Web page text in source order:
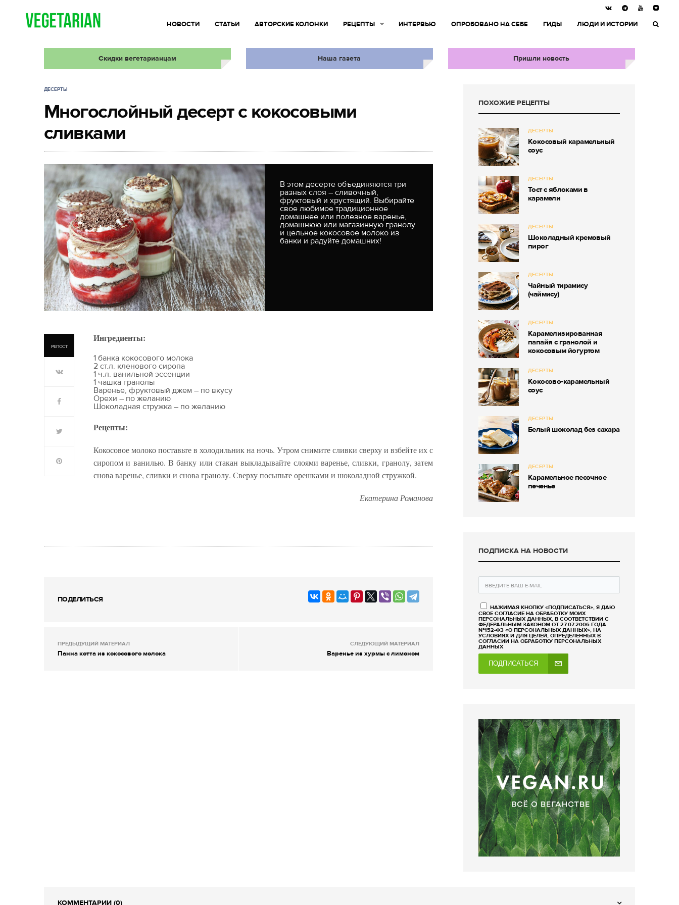
НОВОСТИ СТАТЬИ АВТОРСКИЕ КОЛОНКИ РЕЦЕПТЫ ИНТЕРВЬЮ ОПРОБОВАНО НА СЕБЕ ГИДЫ ЛЮДИ И ИСТОРИИ
Скидки вегетарианцам Наша газета Пришли новость
ДЕСЕРТЫ
Многослойный десерт с кокосовыми
сливками
В этом десерте объединяются три
разных слоя – сливочный,
фруктовый и хрустящий. Выбирайте
свое любимое традиционное
домашнее или полезное варенье,
домашнюю или магазинную гранолу
и цельное кокосовое молоко из
банки и радуйте домашних!
РЕПОСТ
Ингредиенты:
1 банка кокосового молока
2 ст.л. кленового сиропа
1 ч.л. ванильной эссенции
1 чашка гранолы
Варенье, фруктовый джем – по вкусу
Орехи – по желанию
Шоколадная стружка – по желанию
Рецепты:
Кокосовое молоко поставьте в холодильник на ночь. Утром снимите сливки сверху и взбейте их с
сиропом и ванилью. В банку или стакан выкладывайте слоями варенье, сливки, гранолу, затем
снова варенье, сливки и снова гранолу. Сверху посыпьте орешками и шоколадной стружкой.
Екатерина Романова
ПОДЕЛИТЬСЯ
ПРЕДЫДУЩИЙ МАТЕРИАЛ
Панна котта из кокосового молока
СЛЕДУЮЩИЙ МАТЕРИАЛ
Варенье из хурмы с лимоном
ПОХОЖИЕ РЕЦЕПТЫ
ДЕСЕРТЫ
Кокосовый карамельный
соус
ДЕСЕРТЫ
Тост с яблоками в
карамели
ДЕСЕРТЫ
Шоколадный кремовый
пирог
ДЕСЕРТЫ
Чайный тирамису
(чаймису)
ДЕСЕРТЫ
Карамелизированная
папайя с гранолой и
кокосовым йогуртом
ДЕСЕРТЫ
Кокосово-карамельный
соус
ДЕСЕРТЫ
Белый шоколад без сахара
ДЕСЕРТЫ
Карамельное песочное
печенье
ПОДПИСКА НА НОВОСТИ
НАЖИМАЯ КНОПКУ «ПОДПИСАТЬСЯ», Я ДАЮ
СВОЕ СОГЛАСИЕ НА ОБРАБОТКУ МОИХ
ПЕРСОНАЛЬНЫХ ДАННЫХ, В СООТВЕТСТВИИ С
ФЕДЕРАЛЬНЫМ ЗАКОНОМ ОТ 27.07.2006 ГОДА
№152-ФЗ «О ПЕРСОНАЛЬНЫХ ДАННЫХ», НА
УСЛОВИЯХ И ДЛЯ ЦЕЛЕЙ, ОПРЕДЕЛЕННЫХ В
СОГЛАСИИ НА ОБРАБОТКУ ПЕРСОНАЛЬНЫХ
ДАННЫХ
ПОДПИСАТЬСЯ
КОММЕНТАРИИ (0)